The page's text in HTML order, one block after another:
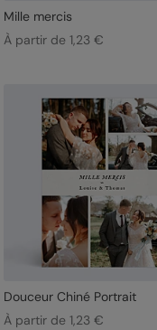
Mille mercis
À partir de 1,23 €
Douceur Chiné Portrait
À partir de 1,23 €